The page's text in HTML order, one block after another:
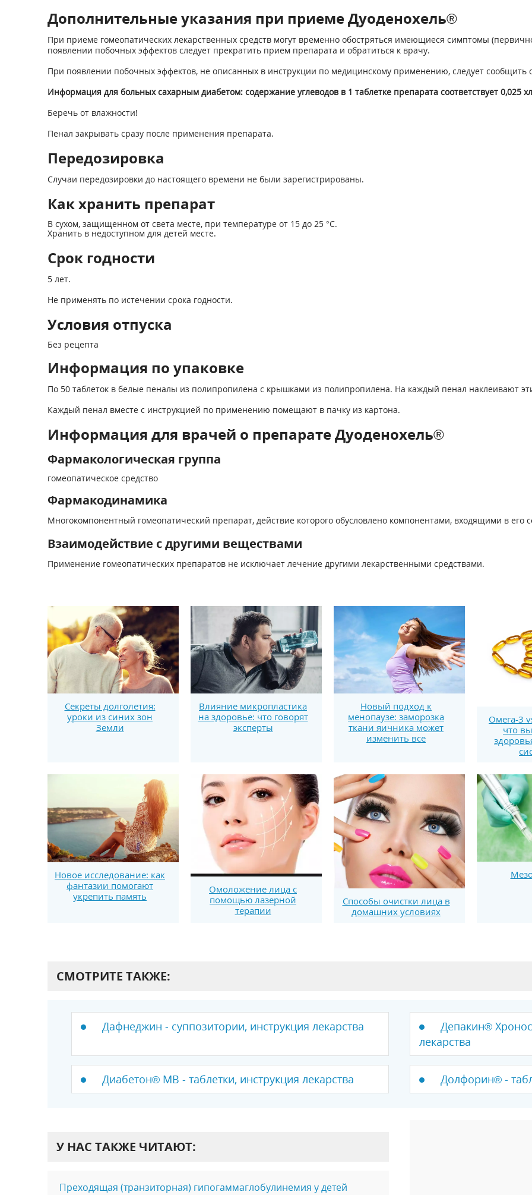
Дополнительные указания при приеме Дуоденохель®
При приеме гомеопатических лекарственных средств могут временно обостряться имеющиеся симптомы
появлении побочных эффектов следует прекратить прием препарата и обратиться к врачу.
При появлении побочных эффектов, не описанных в инструкции по медицинскому применению, следует сообщить
Информация для больных сахарным диабетом: содержание углеводов в 1 таблетке препарата соответствует 0,025
Беречь от влажности!
Пенал закрывать сразу после применения препарата.
Передозировка
Случаи передозировки до настоящего времени не были зарегистрированы.
Как хранить препарат
В сухом, защищенном от света месте, при температуре от 15 до 25 °С.
Хранить в недоступном для детей месте.
Срок годности
5 лет.
Не применять по истечении срока годности.
Условия отпуска
Без рецепта
Информация по упаковке
По 50 таблеток в белые пеналы из полипропилена с крышками из полипропилена. На каждый пенал наклеивают
Каждый пенал вместе с инструкцией по применению помещают в пачку из картона.
Информация для врачей о препарате Дуоденохель®
Фармакологическая группа
гомеопатическое средство
Фармакодинамика
Многокомпонентный гомеопатический препарат, действие которого обусловлено компонентами, входящими в его
Взаимодействие с другими веществами
Применение гомеопатических препаратов не исключает лечение другими лекарственными средствами.
Секреты долголетия:
уроки из синих зон
Земли
Влияние микропластика
на здоровье: что говорят
эксперты
Новый подход к
менопаузе: заморозка
ткани яичника может
изменить все
Омега-3
что
Новое исследование: как
фантазии помогают
укрепить память
Омоложение лица с
помощью лазерной
терапии
Способы очистки лица в
домашних условиях
СМОТРИТЕ ТАКЖЕ:
Дафнеджин - суппозитории, инструкция лекарства
Депакин®
лекарства
Диабетон® МВ - таблетки, инструкция лекарства Долфорин® -
У НАС ТАКЖЕ ЧИТАЮТ:
Преходящая (транзиторная) гипогаммаглобулинемия у детей